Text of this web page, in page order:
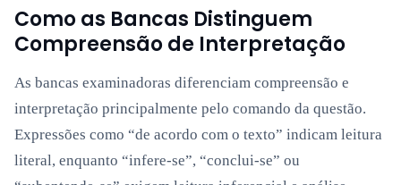
Como as Bancas Distinguem
Compreensão de Interpretação
As bancas examinadoras diferenciam compreensão e
interpretação principalmente pelo comando da questão.
Expressões como “de acordo com o texto” indicam leitura
literal, enquanto “infere-se”, “conclui-se” ou